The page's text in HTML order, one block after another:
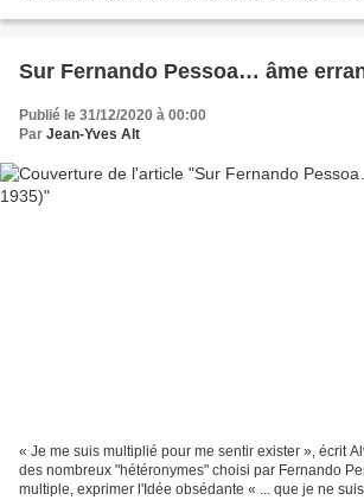
Sur Fernando Pessoa… âme
Publié le 31/12/2020 à 00:00
Par Jean-Yves Alt
« Je me suis multiplié pour me sentir exister », écrit
des nombreux "hétéronymes" choisi par Fernando
multiple, exprimer l'Idée obsédante « ... que je ne